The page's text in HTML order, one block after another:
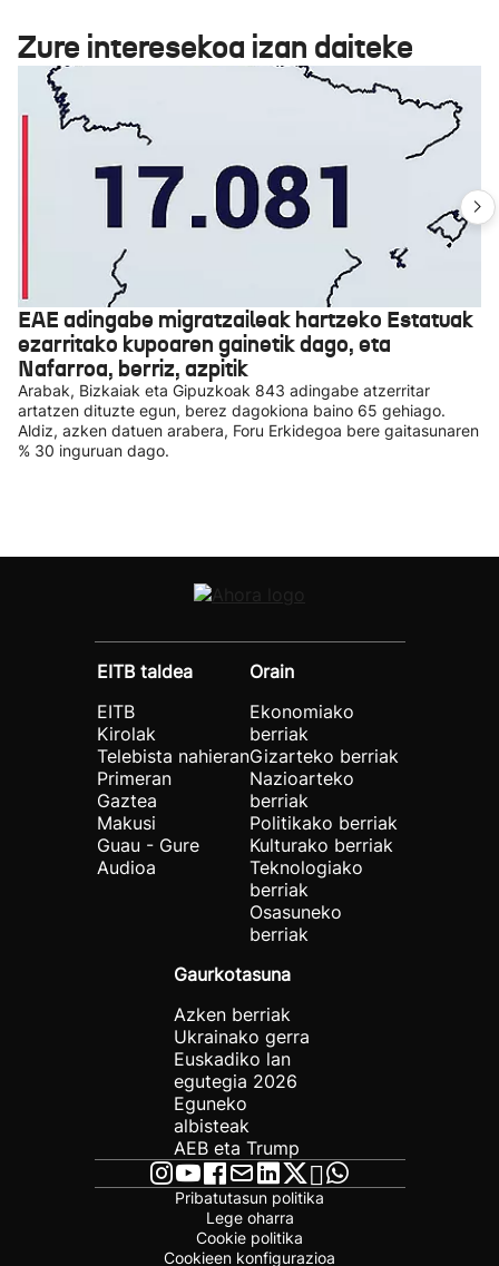
Zure interesekoa izan daiteke
EAE adingabe migratzaileak hartzeko Estatuak
ezarritako kupoaren gainetik dago, eta
Nafarroa, berriz, azpitik
Arabak, Bizkaiak eta Gipuzkoak 843 adingabe atzerritar
artatzen dituzte egun, berez dagokiona baino 65 gehiago.
Aldiz, azken datuen arabera, Foru Erkidegoa bere gaitasunaren
% 30 inguruan dago.
EITB taldea
EITB
Kirolak
Telebista nahieran
Primeran
Gaztea
Makusi
Guau - Gure
Audioa
Orain
Ekonomiako
berriak
Gizarteko berriak
Nazioarteko
berriak
Politikako berriak
Kulturako berriak
Teknologiako
berriak
Osasuneko
berriak
Gaurkotasuna
Azken berriak
Ukrainako gerra
Euskadiko lan
egutegia 2026
Eguneko
albisteak
AEB eta Trump
Pribatutasun politika
Lege oharra
Cookie politika
Cookieen konfigurazioa